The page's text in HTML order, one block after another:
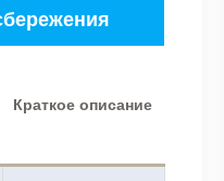
Краткое описание